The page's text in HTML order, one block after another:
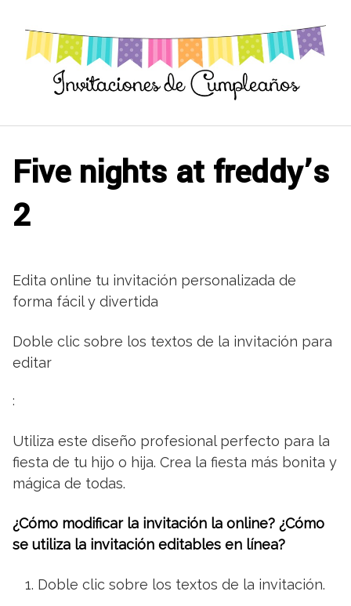
contenido
Five nights at freddy’s
2
Edita online tu invitación personalizada de
forma fácil y divertida
Doble clic sobre los textos de la invitación para
editar
:
Utiliza este diseño profesional perfecto para la
fiesta de tu hijo o hija. Crea la fiesta más bonita y
mágica de todas.
¿Cómo modificar la invitación la online? ¿Cómo
se utiliza la invitación editables en línea?
Doble clic sobre los textos de la invitación.